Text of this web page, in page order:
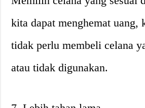
kita dapat menghemat uang,
tidak perlu membeli celana
atau tidak digunakan.